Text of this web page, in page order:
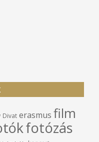
Divat erasmus film
fotózás